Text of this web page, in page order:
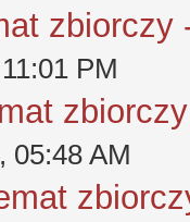
zbiorczy
PM
05:48 AM